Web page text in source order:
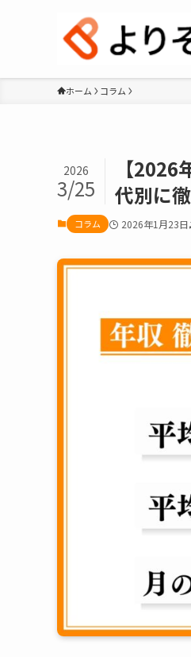
ホーム コラム
【
代別に
2026
3/25
コラム 2026年1月23日